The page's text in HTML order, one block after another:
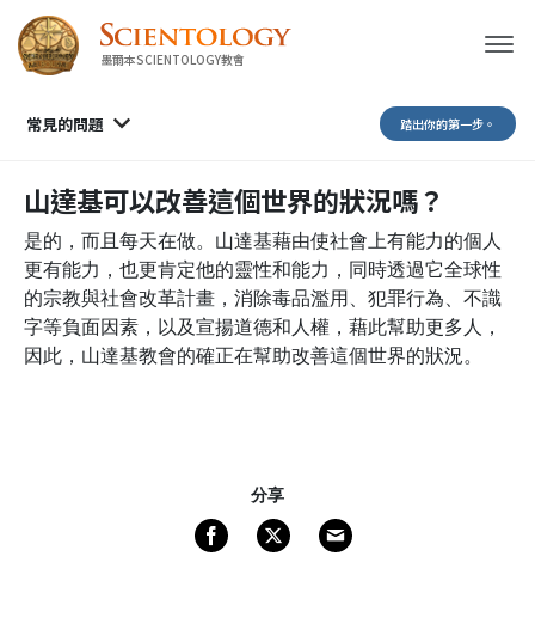
墨爾本SCIENTOLOGY教會
常見的問題 踏出你的第一步。
山達基可以改善這個世界的狀況嗎？
是的，而且每天在做。山達基藉由使社會上有能力的個人
更有能力，也更肯定他的靈性和能力，同時透過它全球性
的宗教與社會改革計畫，消除毒品濫用、犯罪行為、不識
字等負面因素，以及宣揚道德和人權，藉此幫助更多人，
因此，山達基教會的確正在幫助改善這個世界的狀況。
分享